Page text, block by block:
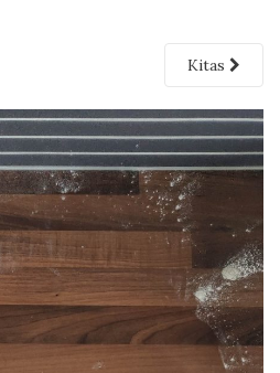
Kitas